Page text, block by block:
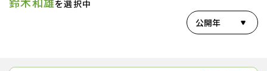
を選択中
公開年